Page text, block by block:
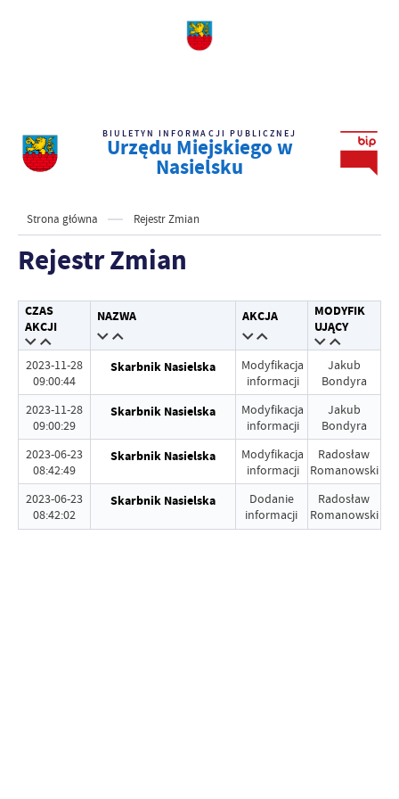
BIULETYN INFORMACJI PUBLICZNEJ
Urzędu Miejskiego w
Nasielsku
Strona główna Rejestr Zmian
Rejestr Zmian
CZAS
AKCJI
NAZWA AKCJA
MODYFIK
UJĄCY
2023-11-28
09:00:44
Skarbnik Nasielska
Modyfikacja
informacji
Jakub
Bondyra
2023-11-28
09:00:29
Skarbnik Nasielska
Modyfikacja
informacji
Jakub
Bondyra
2023-06-23
08:42:49
Skarbnik Nasielska
Modyfikacja
informacji
Radosław
Romanowski
2023-06-23
08:42:02
Skarbnik Nasielska
Dodanie
informacji
Radosław
Romanowski